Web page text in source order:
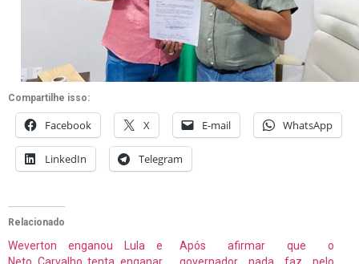
Compartilhe isso:
Facebook X E-mail WhatsApp
LinkedIn Telegram
Relacionado
Weverton enganou Lula e
Após afirmar que o